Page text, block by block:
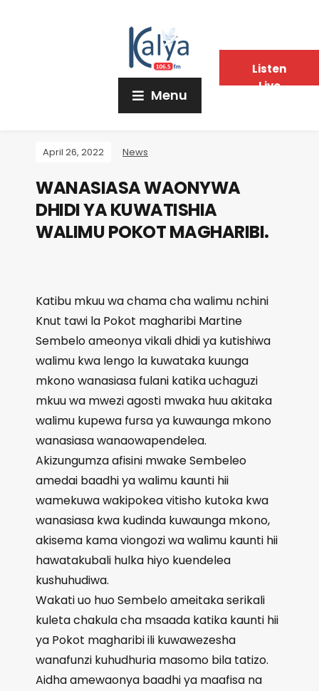
Menu
April 26, 2022 News
WANASIASA WAONYWA
DHIDI YA KUWATISHIA
WALIMU POKOT MAGHARIBI.
Katibu mkuu wa chama cha walimu nchini
Knut tawi la Pokot magharibi Martine
Sembelo ameonya vikali dhidi ya kutishiwa
walimu kwa lengo la kuwataka kuunga
mkono wanasiasa fulani katika uchaguzi
mkuu wa mwezi agosti mwaka huu akitaka
walimu kupewa fursa ya kuwaunga mkono
wanasiasa wanaowapendelea.
Akizungumza afisini mwake Sembeleo
amedai baadhi ya walimu kaunti hii
wamekuwa wakipokea vitisho kutoka kwa
wanasiasa kwa kudinda kuwaunga mkono,
akisema kama viongozi wa walimu kaunti hii
hawatakubali hulka hiyo kuendelea
kushuhudiwa.
Wakati uo huo Sembelo ameitaka serikali
kuleta chakula cha msaada katika kaunti hii
ya Pokot magharibi ili kuwawezesha
wanafunzi kuhudhuria masomo bila tatizo.
Aidha amewaonya baadhi ya maafisa na
Listen
Live